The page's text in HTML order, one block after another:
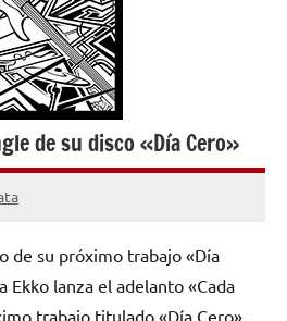
de su disco «Día Cero»
de su próximo trabajo «Día
Ekko lanza el adelanto «Cada
trabajo titulado «Día Cero».